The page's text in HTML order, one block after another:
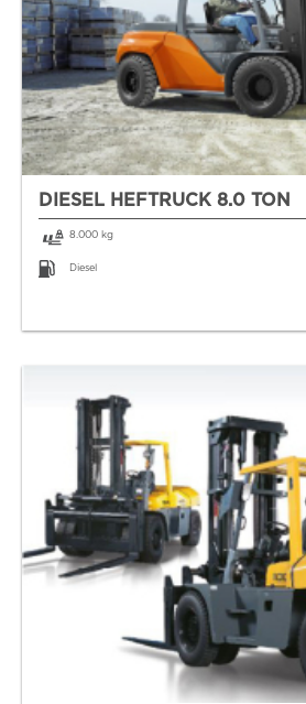
DIESEL HEFTRUCK 8.0 TON
8.000 kg
Diesel